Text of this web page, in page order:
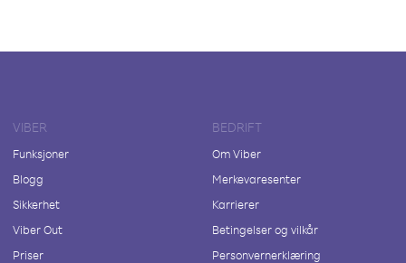
VIBER
Funksjoner
Blogg
Sikkerhet
Viber Out
Priser
BEDRIFT
Om Viber
Merkevaresenter
Karrierer
Betingelser og vilkår
Personvernerklæring